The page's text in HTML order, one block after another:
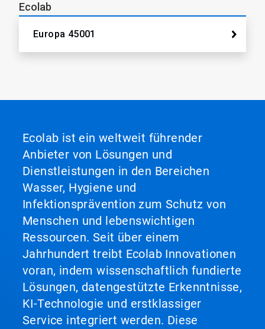
Ecolab
Europa 45001
Ecolab ist ein weltweit führender
Anbieter von Lösungen und
Dienstleistungen in den Bereichen
Wasser, Hygiene und
Infektionsprävention zum Schutz von
Menschen und lebenswichtigen
Ressourcen. Seit über einem
Jahrhundert treibt Ecolab Innovationen
voran, indem wissenschaftlich fundierte
Lösungen, datengestützte Erkenntnisse,
KI-Technologie und erstklassiger
Service integriert werden. Diese